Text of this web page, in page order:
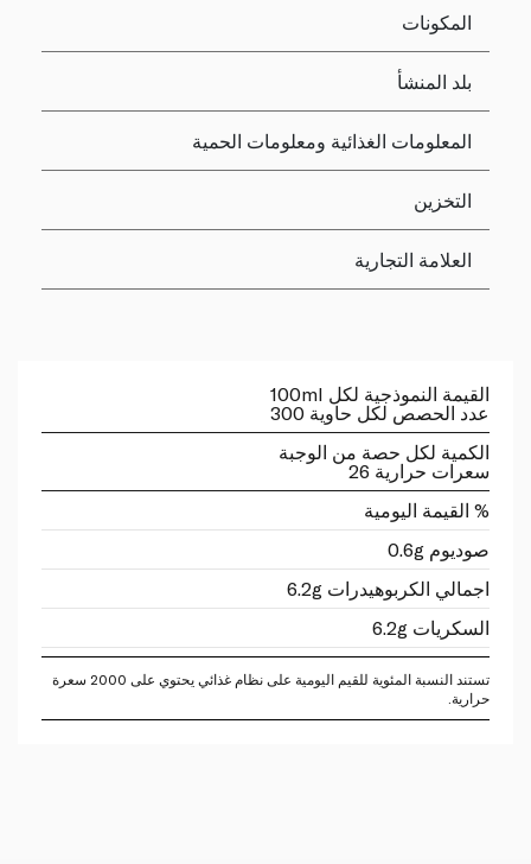
المكونات
بلد المنشأ
المعلومات الغذائية ومعلومات الحمية
التخزين
العلامة التجارية
القيمة النموذجية لكل 100ml
عدد الحصص لكل حاوية 300
الكمية لكل حصة من الوجبة
سعرات حرارية 26
% القيمة اليومية
صوديوم 0.6g
اجمالي الكربوهيدرات 6.2g
السكريات 6.2g
تستند النسبة المئوية للقيم اليومية على نظام غذائي يحتوي على 2000 سعرة
حرارية.